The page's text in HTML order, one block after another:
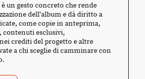
un gesto concreto che rende
dell'album e dà diritto a
come copie in anteprima,
contenuti esclusivi,
crediti del progetto e altre
a chi sceglie di camminare con